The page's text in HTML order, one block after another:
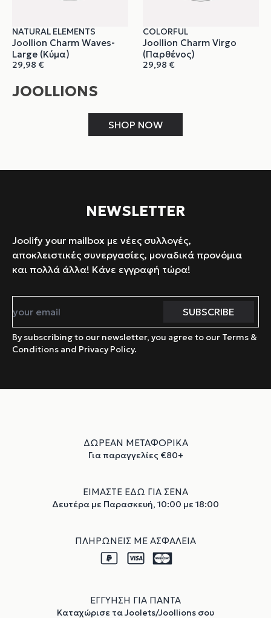
NATURAL ELEMENTS
Joollion Charm Waves-
Large (Κύμα)
29,98 €
COLORFUL
Joollion Charm Virgo
(Παρθένος)
29,98 €
JOOLLIONS
SHOP NOW
NEWSLETTER
Joolify your mailbox με νέες συλλογές,
αποκλειστικές συνεργασίες, μοναδικά προνόμια
και πολλά άλλα! Κάνε εγγραφή τώρα!
By subscribing to our newsletter, you agree to our Terms &
Conditions and Privacy Policy.
ΔΩΡΕΑΝ ΜΕΤΑΦΟΡΙΚΑ
Για παραγγελίες €80+
ΕΙΜΑΣΤΕ ΕΔΩ ΓΙΑ ΣΕΝΑ
Δευτέρα με Παρασκευή, 10:00 με 18:00
ΠΛΗΡΩΝΕΙΣ ΜΕ ΑΣΦΑΛΕΙΑ
ΕΓΓΥΗΣΗ ΓΙΑ ΠΑΝΤΑ
Καταχώρισε τα Joolets/Joollions σου